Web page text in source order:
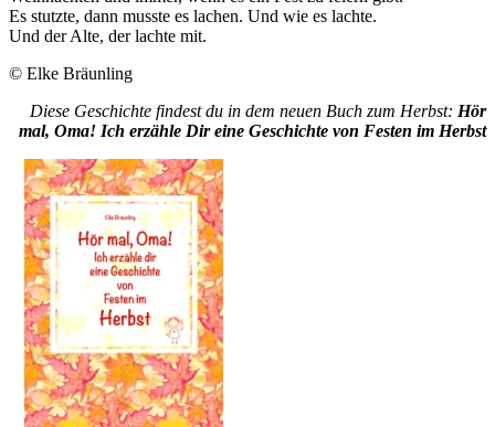
Es stutzte, dann musste es lachen. Und wie es lachte.
Und der Alte, der lachte mit.
© Elke Bräunling
Diese Geschichte findest du in dem neuen Buch zum Herbst: Hör
mal, Oma! Ich erzähle Dir eine Geschichte von Festen im Herbst